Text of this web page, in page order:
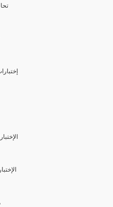
(8)
4-
(11)
(12)